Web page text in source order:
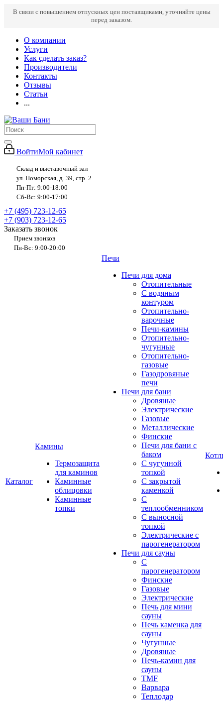
В связи с повышением отпускных цен поставщиками, уточняйте цены
перед заказом.
О компании
Услуги
Как сделать заказ?
Производители
Контакты
Отзывы
Статьи
...
ВойтиМой кабинет
Склад и выставочный зал
ул. Поморская, д. 39, стр. 2
Пн-Пт: 9:00-18:00
Сб-Вс: 9:00-17:00
+7 (495) 723-12-65
+7 (903) 723-12-65
Заказать звонок
Прием звонков
Пн-Вс: 9:00-20:00
Каталог
Камины
Термозащита
для каминов
Каминные
облицовки
Каминные
топки
Печи
Печи для дома
Отопительные
C водяным
контуром
Отопительно-
варочные
Печи-камины
Отопительно-
чугунные
Отопительно-
газовые
Газодровяные
печи
Печи для бани
Дровяные
Электрические
Газовые
Металлические
Финские
Печи для бани с
баком
С чугунной
топкой
С закрытой
каменкой
С
теплообменником
С выносной
топкой
Электрические с
парогенератором
Печи для сауны
С
парогенератором
Финские
Газовые
Электрические
Печь для мини
сауны
Печь каменка для
сауны
Чугунные
Дровяные
Печь-камин для
сауны
TMF
Варвара
Теплодар